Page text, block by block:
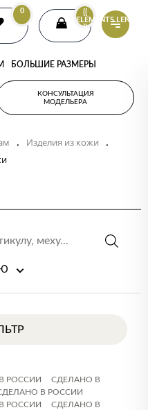
0
{{
ELEMENTS.LENGTH
}}
БОЛЬШИЕ РАЗМЕРЫ
КОНСУЛЬТАЦИЯ
МОДЕЛЬЕРА
. Изделия из кожи .
РОССИИ
СДЕЛАНО В
В РОССИИ
РОССИИ
СДЕЛАНО В